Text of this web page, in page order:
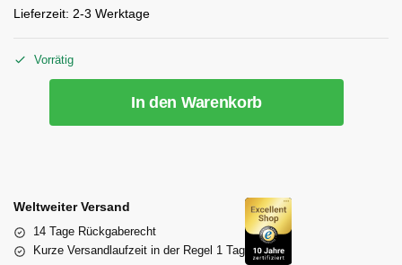
Lieferzeit: 2-3 Werktage
Vorrätig
In den Warenkorb
Weltweiter Versand
14 Tage Rückgaberecht
Kurze Versandlaufzeit in der Regel 1 Tag